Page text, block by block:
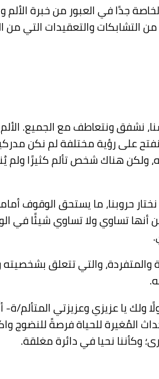
جدًا في العبور من خبرة
والتعقيدات التي من
نشفق ونتعاطف مع الجميع. الألم
على رؤية مختلفة لم نكن
هناك شخص تألم كثيرًا ولم
حروبنا، ما يستحق الوقوف
أنها تساوي ولا تساوي شيئًا في
والمتفردة، والتي تتعلق
يا عزيزي وعزيزتي المتألم/ة-
المُغيرة للحياة فرصةً
وكأننا نحيا في دائرة مغلقة.